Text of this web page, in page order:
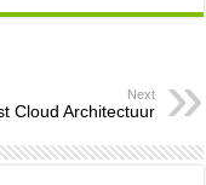
Next
Cloud Architectuur